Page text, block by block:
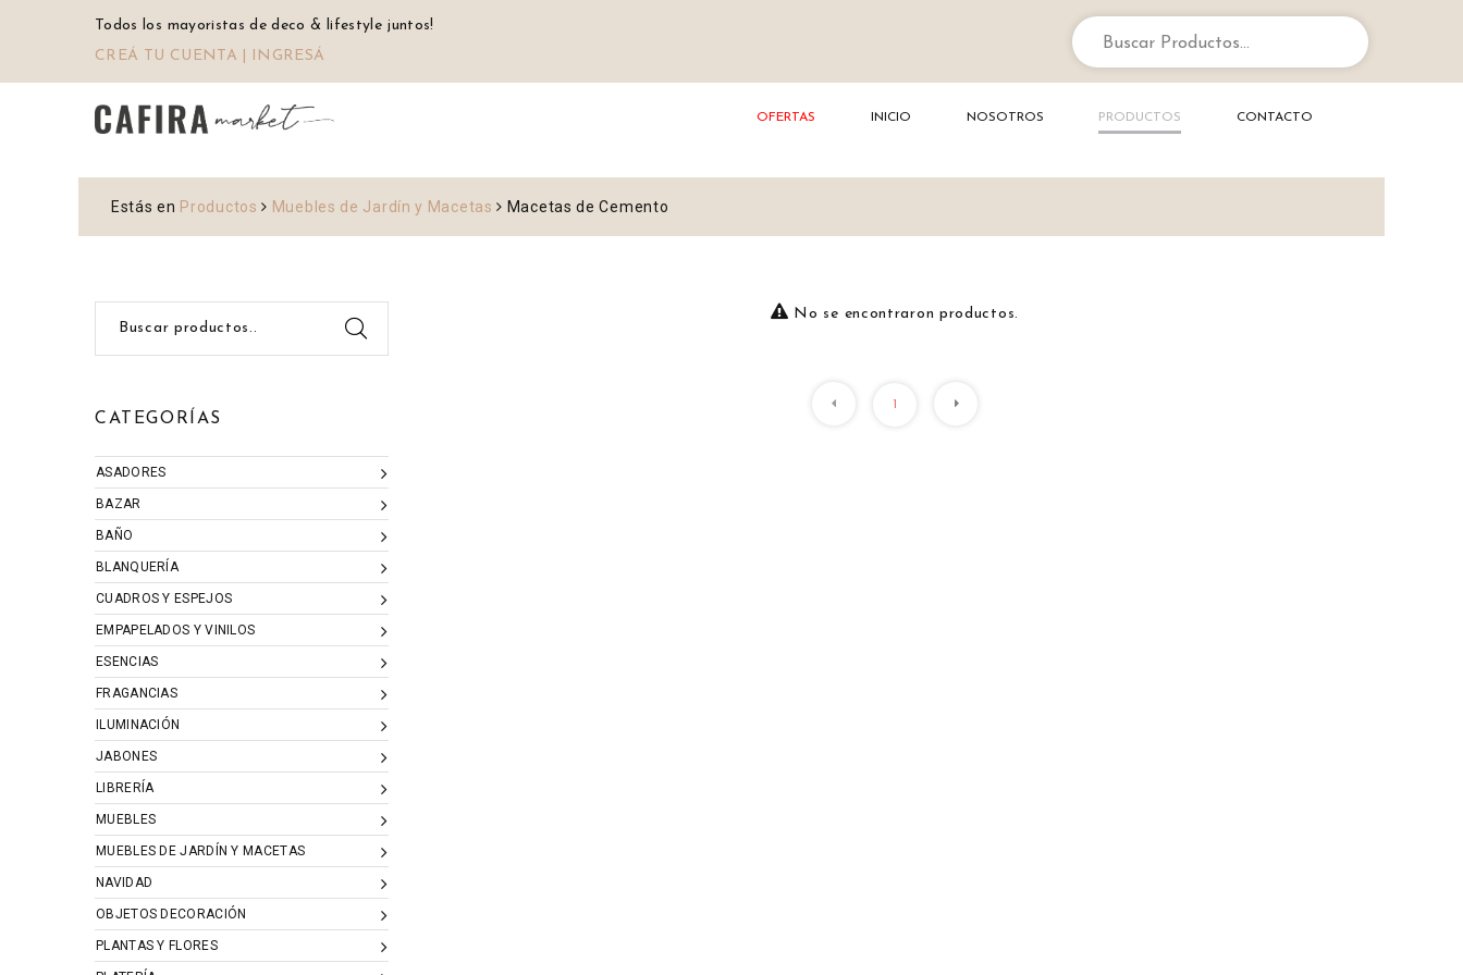
Todos los mayoristas de deco & lifestyle juntos!
CREÁ TU CUENTA | INGRESÁ
Buscar Productos...
OFERTAS INICIO NOSOTROS PRODUCTOS CONTACTO
Estás en Productos Muebles de Jardín y Macetas Macetas de Cemento
Buscar productos..
CATEGORÍAS
ASADORES
BAZAR
BAÑO
BLANQUERÍA
CUADROS Y ESPEJOS
EMPAPELADOS Y VINILOS
ESENCIAS
FRAGANCIAS
ILUMINACIÓN
JABONES
LIBRERÍA
MUEBLES
MUEBLES DE JARDÍN Y MACETAS
NAVIDAD
OBJETOS DECORACIÓN
PLANTAS Y FLORES
No se encontraron productos.